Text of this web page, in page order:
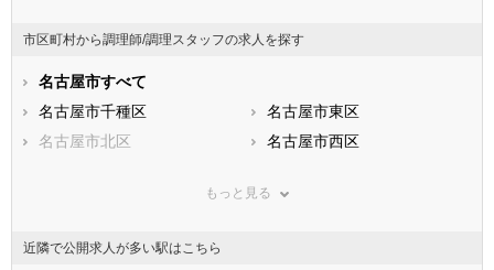
石川県
静岡県
滋賀県
大阪府
兵庫県
和歌山県
山口県
福岡県
佐賀県
市区町村から調理師/調理スタッフの求人を探す
名古屋市すべて
名古屋市千種区
名古屋市東区
名古屋市北区
名古屋市西区
名古屋市瑞穂区
名古屋市港区
もっと見る
近隣で公開求人が多い駅はこちら